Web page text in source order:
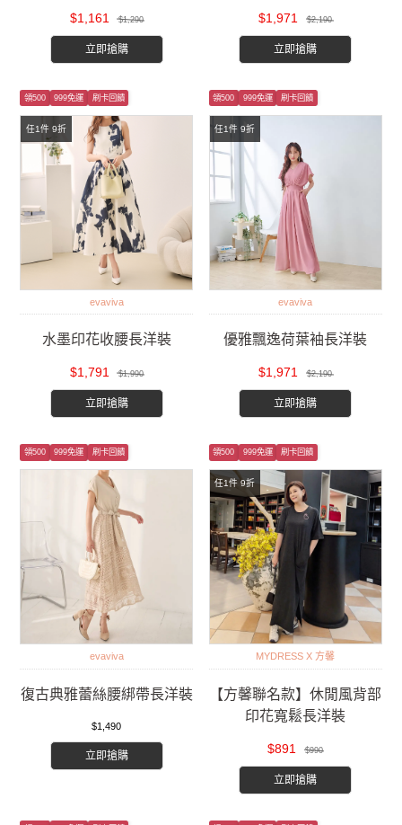
$1,161 $1,290
立即搶購
$1,971 $2,190
立即搶購
任1件 9折
領500 999免運 刷卡回饋
evaviva
水墨印花收腰長洋裝
$1,791 $1,990
立即搶購
任1件 9折
領500 999免運 刷卡回饋
evaviva
優雅飄逸荷葉袖長洋裝
$1,971 $2,190
立即搶購
領500 999免運 刷卡回饋
evaviva
復古典雅蕾絲腰綁帶長洋裝
$1,490
立即搶購
任1件 9折
領500 999免運 刷卡回饋
MYDRESS X 方馨
【方馨聯名款】休閒風背部
印花寬鬆長洋裝
$891 $990
立即搶購